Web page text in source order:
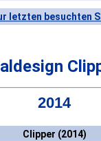
letzten besuchten
2014
Clipper (2014)